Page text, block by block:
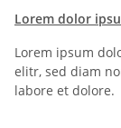
Lorem dolor
Lorem ipsum
elitr, sed diam
labore et dolore.